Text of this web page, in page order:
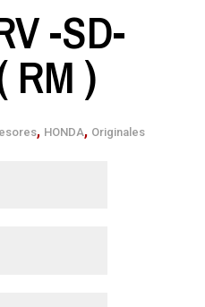
-SD-
RM )
, HONDA, Originales